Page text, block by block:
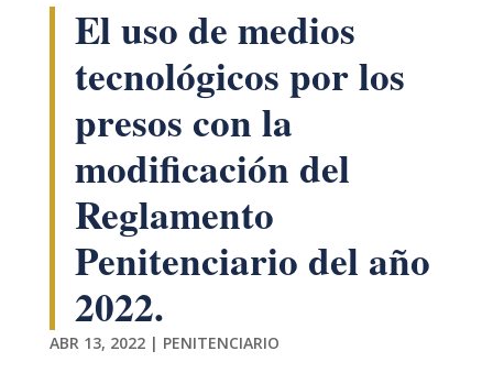
El uso de medios
tecnológicos por los
presos con la
modificación del
Reglamento
Penitenciario del año
2022.
ABR 13, 2022| PENITENCIARIO
para que
funcione la
Estadísticas
podamos
funcionalidad
de la web, en
base a cómo
se usa la web.